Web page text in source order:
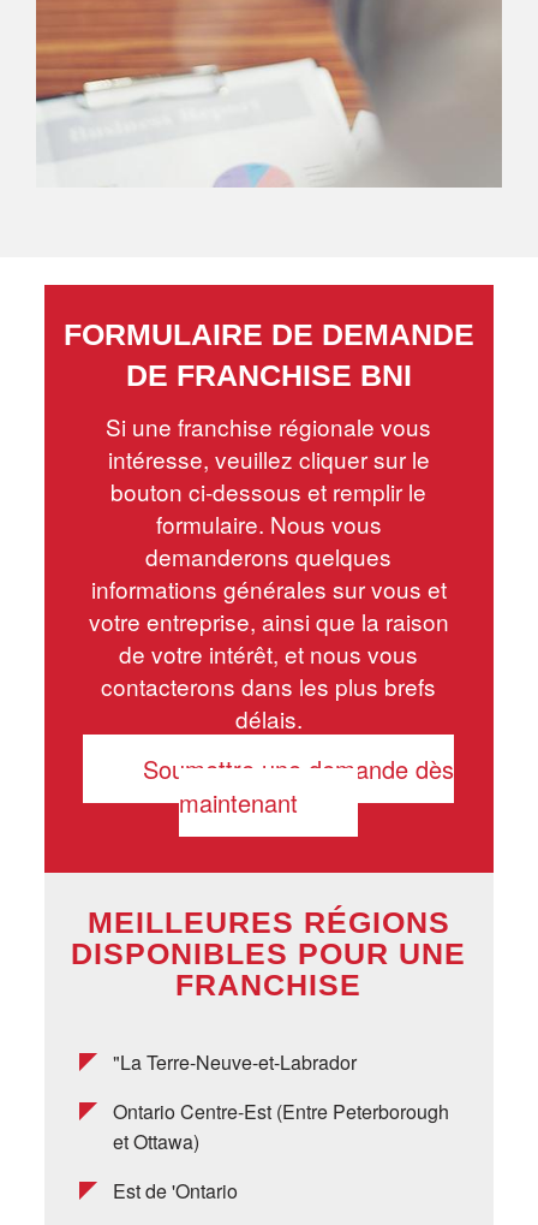
FORMULAIRE DE DEMANDE
DE FRANCHISE BNI
Si une franchise régionale vous
intéresse, veuillez cliquer sur le
bouton ci-dessous et remplir le
formulaire. Nous vous
demanderons quelques
informations générales sur vous et
votre entreprise, ainsi que la raison
de votre intérêt, et nous vous
contacterons dans les plus brefs
délais.
Soumettre une demande dès
maintenant
MEILLEURES RÉGIONS
DISPONIBLES POUR UNE
FRANCHISE
"La Terre-Neuve-et-Labrador
Ontario Centre-Est (Entre Peterborough
et Ottawa)
Est de 'Ontario